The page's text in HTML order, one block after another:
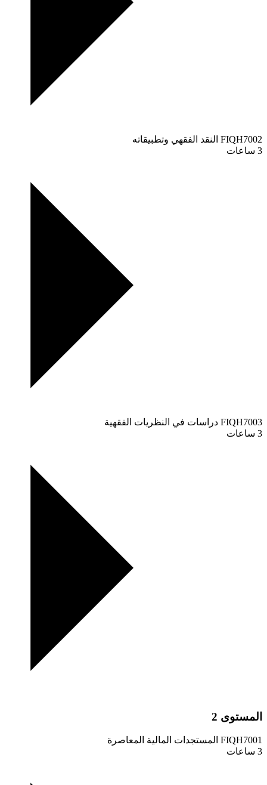
FIQH7002 النقد الفقهي وتطبيقاته
3 ساعات
FIQH7003 دراسات في النظريات الفقهية
3 ساعات
المستوى 2
FIQH7001 المستجدات المالية المعاصرة
3 ساعات